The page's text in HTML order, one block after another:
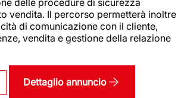
vendita. Il percorso permetterà inoltre
di comunicazione con il cliente,
vendita e gestione della relazione
Dettaglio annuncio